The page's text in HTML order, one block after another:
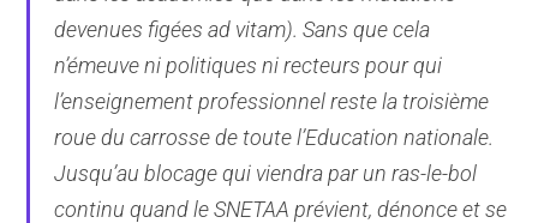
devenues figées ad vitam). Sans que cela
n’émeuve ni politiques ni recteurs pour qui
l’enseignement professionnel reste la troisième
roue du carrosse de toute l’Education nationale.
Jusqu’au blocage qui viendra par un ras-le-bol
continu quand le SNETAA prévient, dénonce et se